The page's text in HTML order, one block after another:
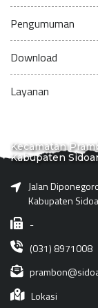
Pengumuman
Download
Layanan
Kecamatan
Kabupaten
Jalan
Kabupaten
-
(031) 8971008
Lokasi